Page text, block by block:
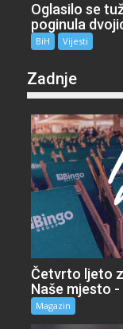
Oglasilo se
poginula
BiH Vijesti
Zadnje
Četvrto ljeto
Naše mjesto
Magazin